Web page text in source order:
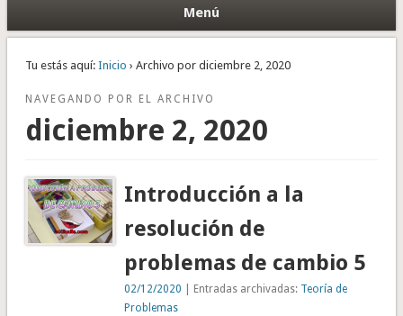
Menú
Tu estás aquí: Inicio › Archivo por diciembre 2, 2020
NAVEGANDO POR EL ARCHIVO
diciembre 2, 2020
Introducción a la
resolución de
problemas de cambio 5
02/12/2020 | Entradas archivadas: Teoría de
Problemas